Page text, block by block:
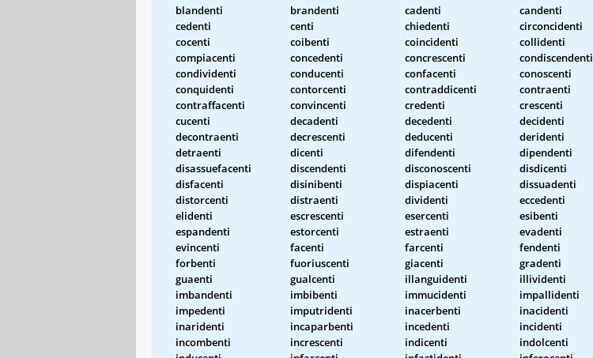
blandenti
brandenti cadenti
candenti
cedenti
centi chiedenti
circoncidenti
cocenti
coibenti coincidenti
collidenti
compiacenti
concedenti concrescenti
condiscendenti
condividenti
conducenti confacenti
conoscenti
conquidenti
contorcenti contraddicenti
contraenti
contraffacenti
convincenti credenti
crescenti
cucenti
decadenti decedenti
decidenti
decontraenti
decrescenti deducenti
deridenti
detraenti
dicenti difendenti
dipendenti
disassuefacenti
discendenti disconoscenti
disdicenti
disfacenti
disinibenti dispiacenti
dissuadenti
distorcenti
distraenti dividenti
eccedenti
elidenti
escrescenti esercenti
esibenti
espandenti
estorcenti estraenti
evadenti
evincenti
facenti farcenti
fendenti
forbenti
fuoriuscenti giacenti
gradenti
guaenti
gualcenti illanguidenti
illividenti
imbandenti
imbibenti immucidenti
impallidenti
impedenti
imputridenti inacerbenti
inacidenti
inaridenti
incaparbenti incedenti
incidenti
incombenti
increscenti indicenti
indolcenti